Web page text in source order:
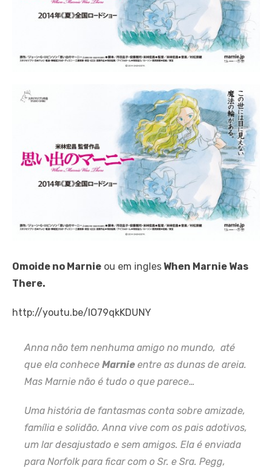
Omoide no Marnie ou em ingles When Marnie Was
There.
http://youtu.be/lO79qkKDUNY
Anna não tem nenhuma amigo no mundo, até
que ela conhece Marnie entre as dunas de areia.
Mas Marnie não é tudo o que parece…
Uma história de fantasmas conta sobre amizade,
família e solidão. Anna vive com os pais adotivos,
um lar desajustado e sem amigos. Ela é enviada
para Norfolk para ficar com o Sr. e Sra. Pegg,